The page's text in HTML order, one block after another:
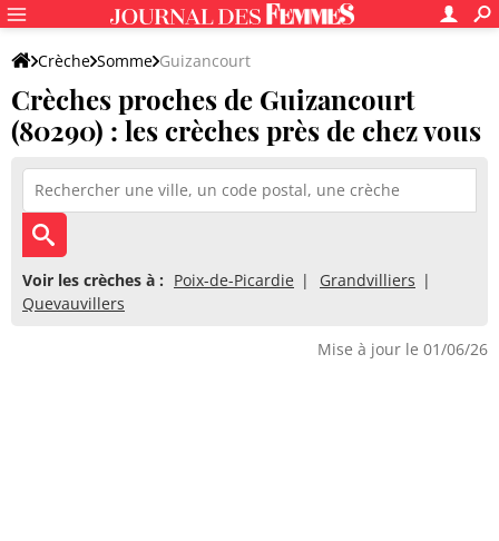
Crèche Somme Guizancourt
Crèches proches de Guizancourt
(80290) : les crèches près de chez vous
Voir les crèches à : Poix-de-Picardie
Grandvilliers
Quevauvillers
Mise à jour le 01/06/26